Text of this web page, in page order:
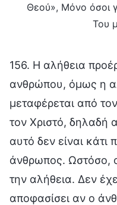
Θεού», Μόνο όσοι
Του
156. Η αλήθεια
ανθρώπου, όμως η
μεταφέρεται από
τον Χριστό, δηλαδή
αυτό δεν είναι κάτι
άνθρωπος. Ωστόσο,
την αλήθεια. Δεν
αποφασίσει αν ο